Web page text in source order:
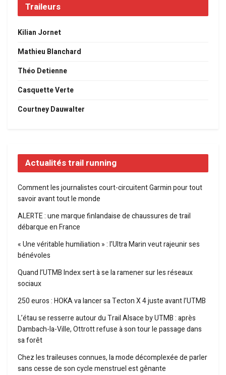
Traileurs
Kilian Jornet
Mathieu Blanchard
Théo Detienne
Casquette Verte
Courtney Dauwalter
Actualités trail running
Comment les journalistes court-circuitent Garmin pour tout
savoir avant tout le monde
ALERTE : une marque finlandaise de chaussures de trail
débarque en France
« Une véritable humiliation » : l’Ultra Marin veut rajeunir ses
bénévoles
Quand l’UTMB Index sert à se la ramener sur les réseaux
sociaux
250 euros : HOKA va lancer sa Tecton X 4 juste avant l’UTMB
L’étau se resserre autour du Trail Alsace by UTMB : après
Dambach-la-Ville, Ottrott refuse à son tour le passage dans
sa forêt
Chez les traileuses connues, la mode décomplexée de parler
sans cesse de son cycle menstruel est gênante